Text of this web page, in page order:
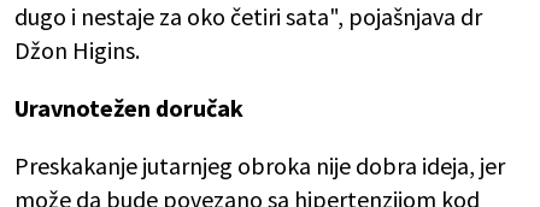
dugo i nestaje za oko četiri sata", pojašnjava dr
Džon Higins.
Uravnotežen doručak
Preskakanje jutarnjeg obroka nije dobra ideja, jer
može da bude povezano sa hipertenzijom kod